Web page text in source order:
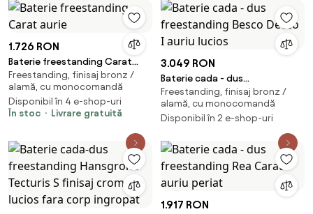
1.726 RON
Baterie freestanding Carat
aurie
Freestanding, finisaj bronz /
alamă, cu monocomandă
Disponibil în 4 e-shop-uri
În stoc
Livrare gratuită
3.049 RON
Baterie cada - dus
freestanding Besco Decco I
auriu lucios
Freestanding, finisaj bronz /
alamă, cu monocomandă
Disponibil în 2 e-shop-uri
1.917 RON